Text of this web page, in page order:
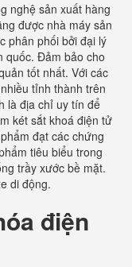
nghệ sản xuất hàng
được nhà máy sản
phân phối bởi đại lý
quốc. Đảm bảo cho
tốt nhất. Với các
tỉnh thành trên
là địa chỉ uy tín để
két sắt khoá điện tử
đạt các chứng
tiêu biểu trong
trầy xước bề mặt.
di động.
điện